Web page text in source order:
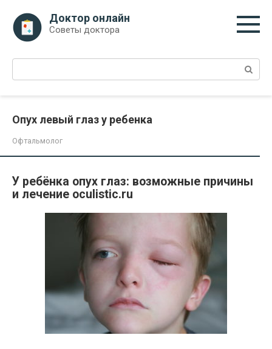
контенту
Доктор онлайн
Советы доктора
Поиск:
Опух левый глаз у ребенка
Офтальмолог
У ребёнка опух глаз: возможные причины
и лечение oculistic.ru